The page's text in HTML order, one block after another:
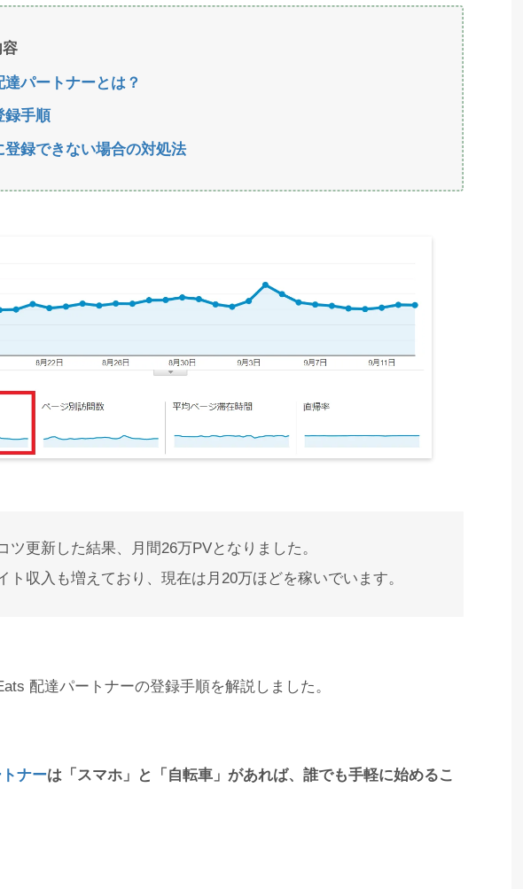
パートナーとは？
録手順
録できない場合の対処法
ツ更新した結果、月間26万PVとなりました。
ト収入も増えており、現在は月20万ほどを稼いでいます。
配達パートナーの登録手順を解説しました。
ナーは「スマホ」と「自転車」があれば、誰でも手軽に始めるこ